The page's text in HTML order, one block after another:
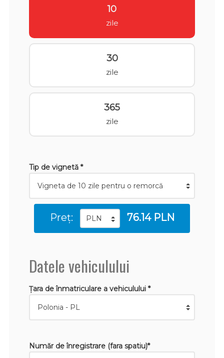
10
zile
30
zile
365
zile
Tip de vignetă *
Preț: 76.14 PLN
Datele vehiculului
Țara de înmatriculare a vehiculului *
Număr de înregistrare (fara spatiu)*